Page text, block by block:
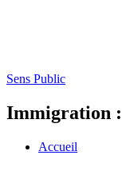
Sens Public
Immigration
Accueil